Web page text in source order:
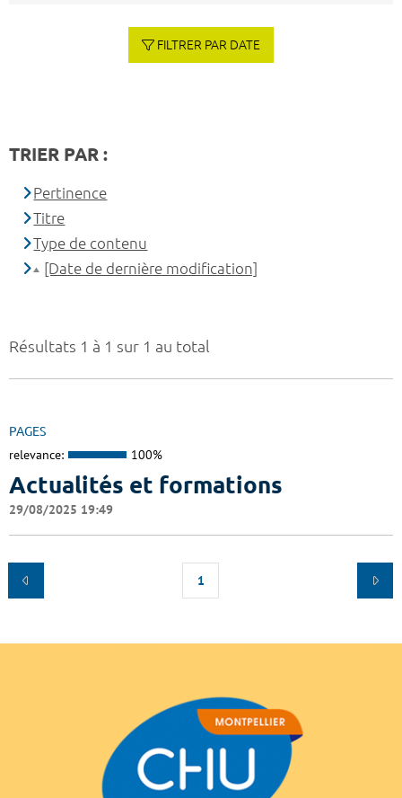
Résultats 1 à 1 sur 1 au total
PAGES
relevance: 100%
Actualités et formations
29/08/2025 19:49
1
FILTRER PAR DATE
TRIER PAR :
Pertinence
Titre
Type de contenu
[Date de dernière modification]